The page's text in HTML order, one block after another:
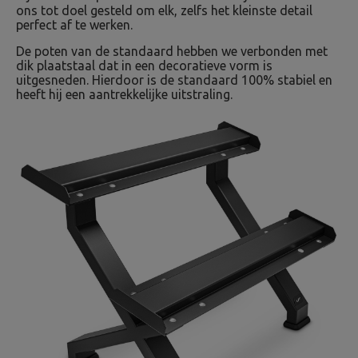
ons tot doel gesteld om elk, zelfs het kleinste detail
perfect af te werken.
De poten van de standaard hebben we verbonden met
dik plaatstaal dat in een decoratieve vorm is
uitgesneden. Hierdoor is de standaard 100% stabiel en
heeft hij een aantrekkelijke uitstraling.